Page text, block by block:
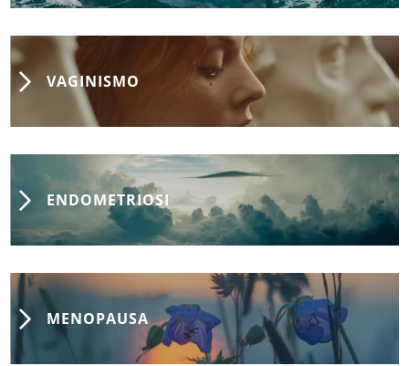
VAGINISMO
ENDOMETRIOSI
MENOPAUSA